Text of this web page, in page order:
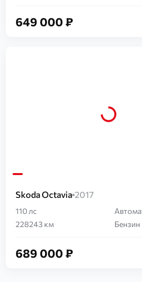
649 000 ₽
Загрузка...
Skoda Octavia 2017
110 лс
228243 км
Бензин
689 000 ₽